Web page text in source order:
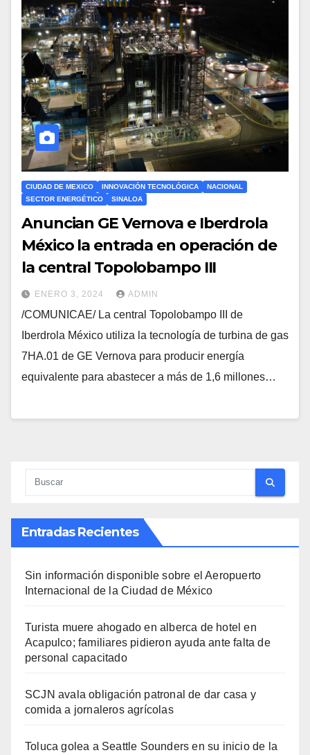
CIUDAD DE MEXICO INNOVACIÓN TECNOLÓGICA
NACIONAL
SECTOR ENERGÉTICO
SINALOA
Anuncian GE Vernova e Iberdrola
México la entrada en operación de
la central Topolobampo III
ENERO 3, 2024 ADMIN
/COMUNICAE/ La central Topolobampo III de
Iberdrola México utiliza la tecnología de turbina de gas
7HA.01 de GE Vernova para producir energía
equivalente para abastecer a más de 1,6 millones…
Entradas Recientes
Sin información disponible sobre el Aeropuerto
Internacional de la Ciudad de México
Turista muere ahogado en alberca de hotel en
Acapulco; familiares pidieron ayuda ante falta de
personal capacitado
SCJN avala obligación patronal de dar casa y
comida a jornaleros agrícolas
Toluca golea a Seattle Sounders en su inicio de la